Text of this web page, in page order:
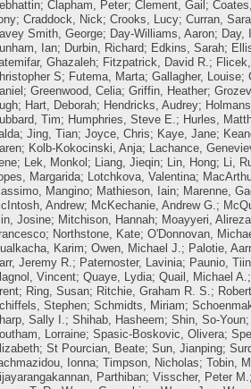
; Clapham, Peter; Clement, Gail ;
; Craddock, Nick; Crooks, Lucy; Curran,
Smith, George; Day-Williams, Aaron; Day,
Ian; Durbin, Richard; Edkins, Sarah;
Ghazaleh; Fitzpatrick, David R.;
S; Futema, Marta; Gallagher, Louise;
; Greenwood, Celia; Griffin, Heather;
; Hart, Deborah; Hendricks, Audrey;
Tim; Humphries, Steve E.; Hurles,
; Jing, Tian; Joyce, Chris; Kaye, Jane;
; Kolb-Kokocinski, Anja; Lachance,
; Lek, Monkol ; Liang, Jieqin; Lin, Hong; Li,
Margarida; Lotchkova, Valentina;
Mangino; Mathieson, Iain; Marenne,
Andrew; McKechanie, Andrew G.;
Josine; Mitchison, Hannah; Moayyeri, Alireza
; Northstone, Kate; O'Donnovan,
Karim; Owen, Michael J.; Palotie,
Jeremy R.; Paternoster, Lavinia; Paunio,
Vincent; Quaye, Lydia; Quail, Michael A.;
; Ring, Susan; Ritchie, Graham R. S.;
Stephen; Schmidts, Miriam;
Sally I.; Shihab, Hasheem; Shin, So-Youn;
Lorraine; Spasic-Boskovic, Olivera;
; St Pourcian, Beate; Sun, Jianping;
Ionna; Timpson, Nicholas; Tobin,
Parthiban; Visscher, Peter M.;